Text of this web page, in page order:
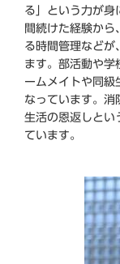
る」という力が身
間続けた経験から
る時間管理などが
ます。部活動や学
ームメイトや同級
なっています。消
生活の恩返しとい
ています。